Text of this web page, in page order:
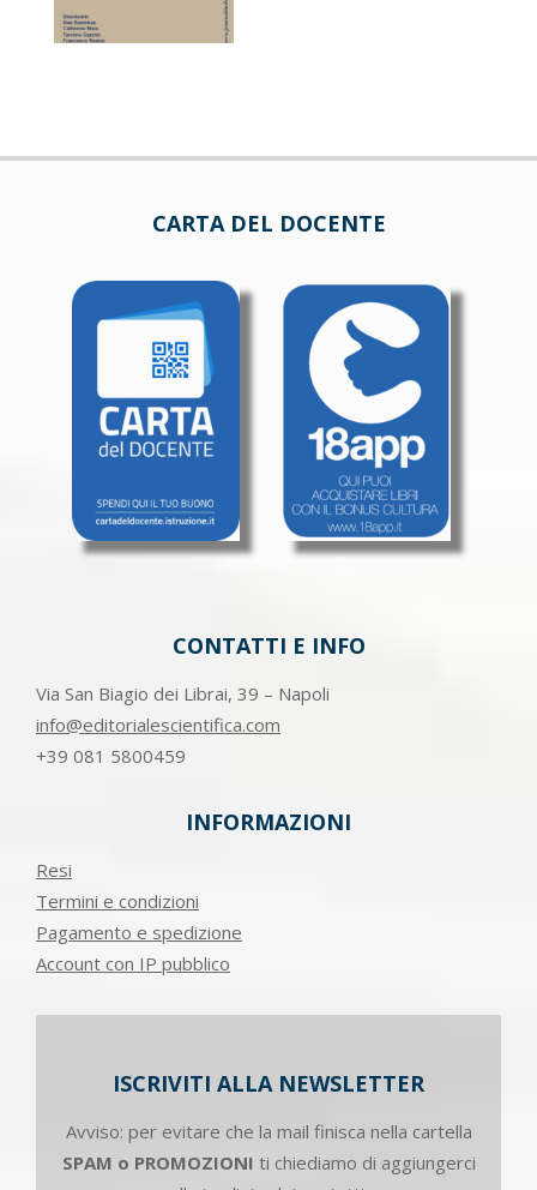
CARTA DEL DOCENTE
CONTATTI E INFO
Via San Biagio dei Librai, 39 – Napoli
info@editorialescientifica.com
+39 081 5800459
INFORMAZIONI
Resi
Termini e condizioni
Pagamento e spedizione
Account con IP pubblico
ISCRIVITI ALLA NEWSLETTER
Avviso: per evitare che la mail finisca nella cartella
SPAM o PROMOZIONI ti chiediamo di aggiungerci